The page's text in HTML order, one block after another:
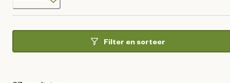
Filter en sorteer